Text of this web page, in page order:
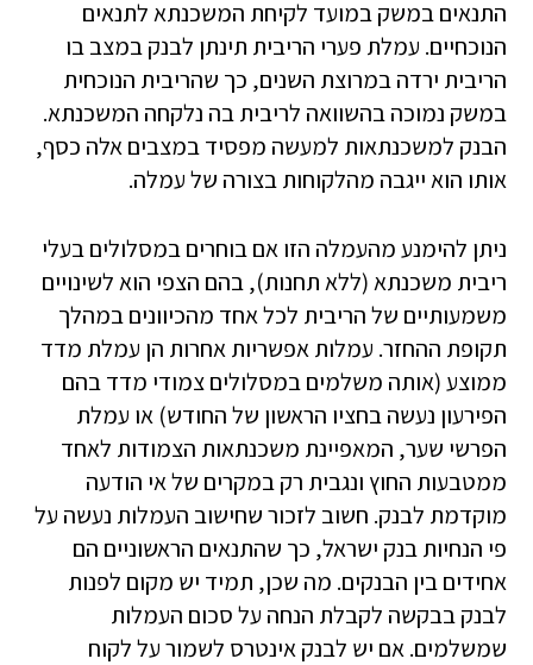
התנאים במשק במועד לקיחת המשכנתא לתנאים
הנוכחיים. עמלת פערי הריבית תינתן לבנק במצב בו
הריבית ירדה במרוצת השנים, כך שהריבית הנוכחית
במשק נמוכה בהשוואה לריבית בה נלקחה המשכנתא.
הבנק למשכנתאות למעשה מפסיד במצבים אלה כסף,
אותו הוא ייגבה מהלקוחות בצורה של עמלה.
ניתן להימנע מהעמלה הזו אם בוחרים במסלולים בעלי
ריבית משכנתא (ללא תחנות), בהם הצפי הוא לשינויים
משמעותיים של הריבית לכל אחד מהכיוונים במהלך
תקופת ההחזר. עמלות אפשריות אחרות הן עמלת מדד
ממוצע (אותה משלמים במסלולים צמודי מדד בהם
הפירעון נעשה בחציו הראשון של החודש) או עמלת
הפרשי שער, המאפיינת משכנתאות הצמודות לאחד
ממטבעות החוץ ונגבית רק במקרים של אי הודעה
מוקדמת לבנק. חשוב לזכור שחישוב העמלות נעשה על
פי הנחיות בנק ישראל, כך שהתנאים הראשוניים הם
אחידים בין הבנקים. מה שכן, תמיד יש מקום לפנות
לבנק בבקשה לקבלת הנחה על סכום העמלות
שמשלמים. אם יש לבנק אינטרס לשמור על לקוח